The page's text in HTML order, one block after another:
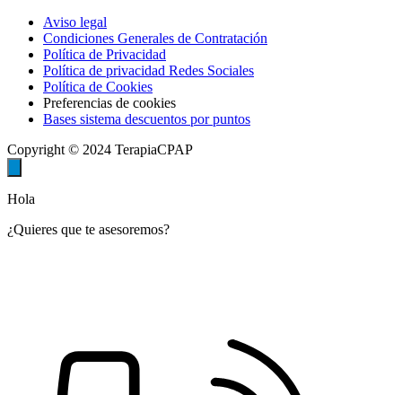
Aviso legal
Condiciones Generales de Contratación
Política de Privacidad
Política de privacidad Redes Sociales
Política de Cookies
Preferencias de cookies
Bases sistema descuentos por puntos
Copyright © 2024 TerapiaCPAP
Hola
¿Quieres que te asesoremos?